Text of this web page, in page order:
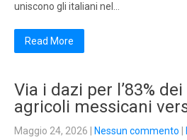
uniscono gli italiani nel…
Read More
Via i dazi per l’83%
agricoli messicani
Maggio 24, 2026 Nessun commento